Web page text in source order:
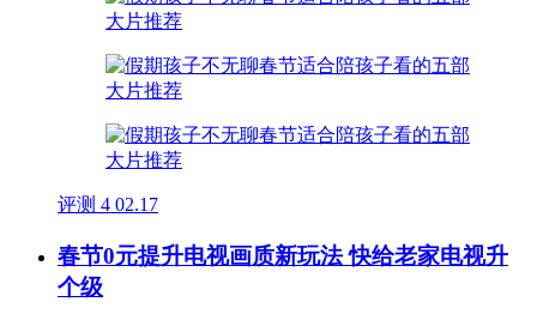
评测 4 02.17
春节0元提升电视画质新玩法 快给老家电视升
个级